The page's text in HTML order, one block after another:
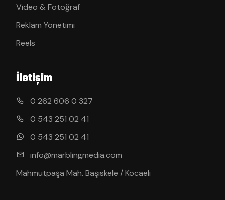
Video & Fotoğraf
Reklam Yönetimi
Reels
İletişim
0 262 606 0 327
0 543 251 02 41
0 543 251 02 41
info@marblingmedia.com
Mahmutpaşa Mah. Başiskele / Kocaeli